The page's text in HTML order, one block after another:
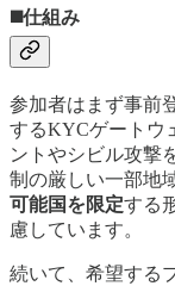
◼️仕組み
参加者はまず事前
するKYCゲートウ
ントやシビル攻撃
制の厳しい一部地
可能国を限定する
慮しています。
続いて、希望する